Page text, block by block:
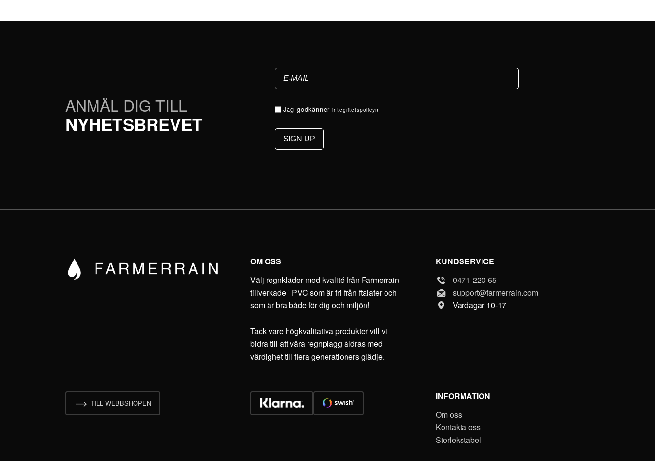
ANMÄL DIG TILL
NYHETSBREVET
Jag godkännerintegritetspolicyn
TILL WEBBSHOPEN
OM OSS
Välj regnkläder med kvalité från Farmerrain
tillverkade i PVC som är fri från ftalater och
som är bra både för dig och miljön!
Tack vare högkvalitativa produkter vill vi
bidra till att våra regnplagg åldras med
värdighet till flera generationers glädje.
KUNDSERVICE
0471-220 65
support@farmerrain.com
Vardagar 10-17
INFORMATION
Om oss
Kontakta oss
Storlekstabell